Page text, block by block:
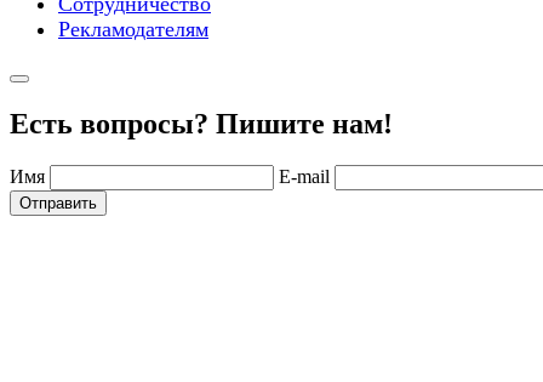
Рекламодателям
Есть вопросы? Пишите нам!
Имя E-mail